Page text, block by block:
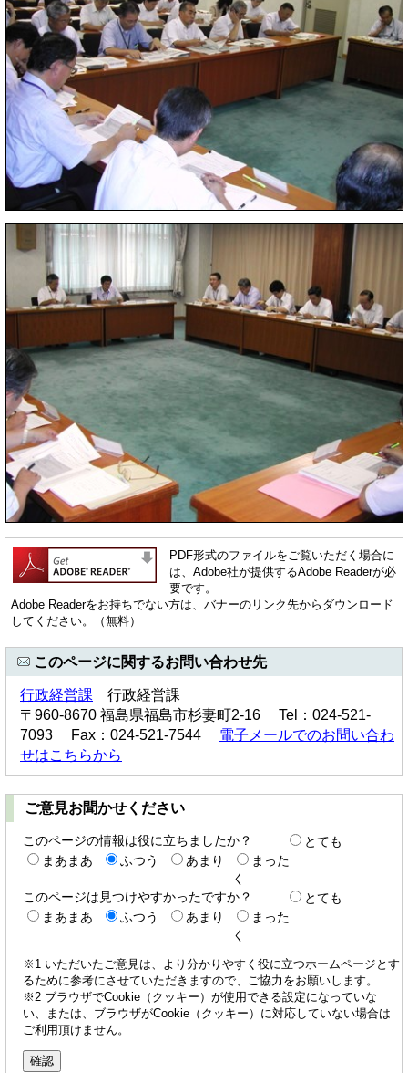
PDF形式のファイルをご覧いただく場合に
は、Adobe社が提供するAdobe Readerが必
要です。
Adobe Readerをお持ちでない方は、バナーのリンク先からダウンロード
してください。（無料）
このページに関するお問い合わせ先
行政経営課 行政経営課
〒960-8670 福島県福島市杉妻町2-16 Tel：024-521-
7093 Fax：024-521-7544 電子メールでのお問い合わ
せはこちらから
ご意見お聞かせください
このページの情報は役に立ちましたか？
とても
まあまあ
ふつう あまり
まった
く
このページは見つけやすかったですか？
とても
まあまあ
ふつう あまり
まった
く
※1 いただいたご意見は、より分かりやすく役に立つホームページとす
るために参考にさせていただきますので、ご協力をお願いします。
※2 ブラウザでCookie（クッキー）が使用できる設定になっていな
い、または、ブラウザがCookie（クッキー）に対応していない場合は
ご利用頂けません。